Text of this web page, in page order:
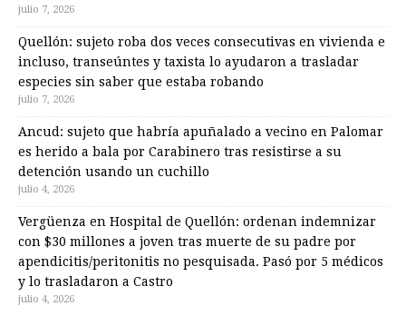
julio 7, 2026
Quellón: sujeto roba dos veces consecutivas en vivienda e
incluso, transeúntes y taxista lo ayudaron a trasladar
especies sin saber que estaba robando
julio 7, 2026
Ancud: sujeto que habría apuñalado a vecino en Palomar
es herido a bala por Carabinero tras resistirse a su
detención usando un cuchillo
julio 4, 2026
Vergüenza en Hospital de Quellón: ordenan indemnizar
con $30 millones a joven tras muerte de su padre por
apendicitis/peritonitis no pesquisada. Pasó por 5 médicos
y lo trasladaron a Castro
julio 4, 2026